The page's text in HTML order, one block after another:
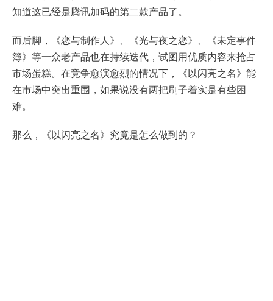
知道这已经是腾讯加码的第二款产品了。
而后脚，《恋与制作人》、《光与夜之恋》、《未定事件
簿》等一众老产品也在持续迭代，试图用优质内容来抢占
市场蛋糕。在竞争愈演愈烈的情况下，《以闪亮之名》能
在市场中突出重围，如果说没有两把刷子着实是有些困
难。
那么，《以闪亮之名》究竟是怎么做到的？